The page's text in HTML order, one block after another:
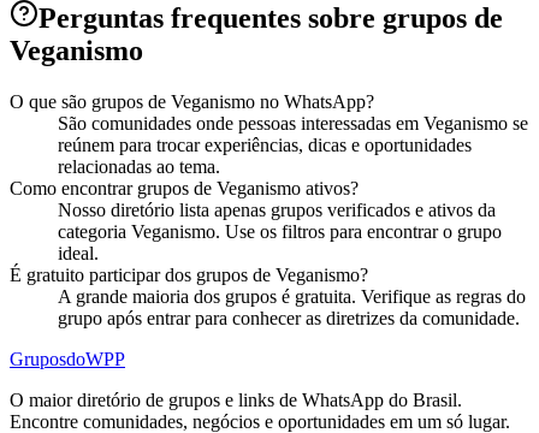
Perguntas frequentes sobre grupos de
Veganismo
O que são grupos de Veganismo no WhatsApp?
São comunidades onde pessoas interessadas em Veganismo se
reúnem para trocar experiências, dicas e oportunidades
relacionadas ao tema.
Como encontrar grupos de Veganismo ativos?
Nosso diretório lista apenas grupos verificados e ativos da
categoria Veganismo. Use os filtros para encontrar o grupo
ideal.
É gratuito participar dos grupos de Veganismo?
A grande maioria dos grupos é gratuita. Verifique as regras do
grupo após entrar para conhecer as diretrizes da comunidade.
GruposdoWPP
O maior diretório de grupos e links de WhatsApp do Brasil.
Encontre comunidades, negócios e oportunidades em um só lugar.